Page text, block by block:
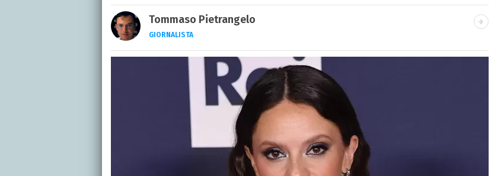
Tommaso Pietrangelo
GIORNALISTA
Autore, giornalista, cantautore. Laureato in Letterature Straniere, è
appassionato di cinema, poesia e Shakespeare. Scrive canzoni e ama i